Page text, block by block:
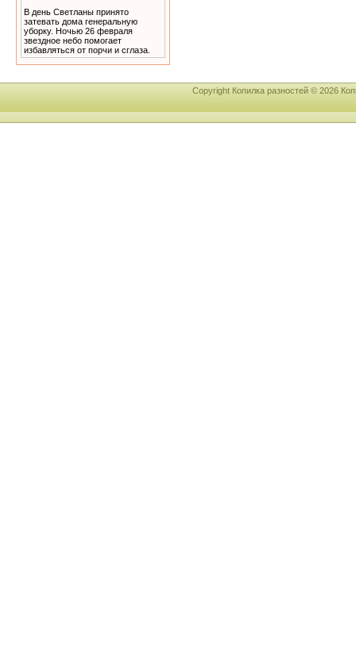
В день Светланы принято
затевать дома генеральную
уборку. Ночью 26 февраля
звездное небо помогает
избавляться от порчи и сглаза.
Copyright Копилка разностей © 2026